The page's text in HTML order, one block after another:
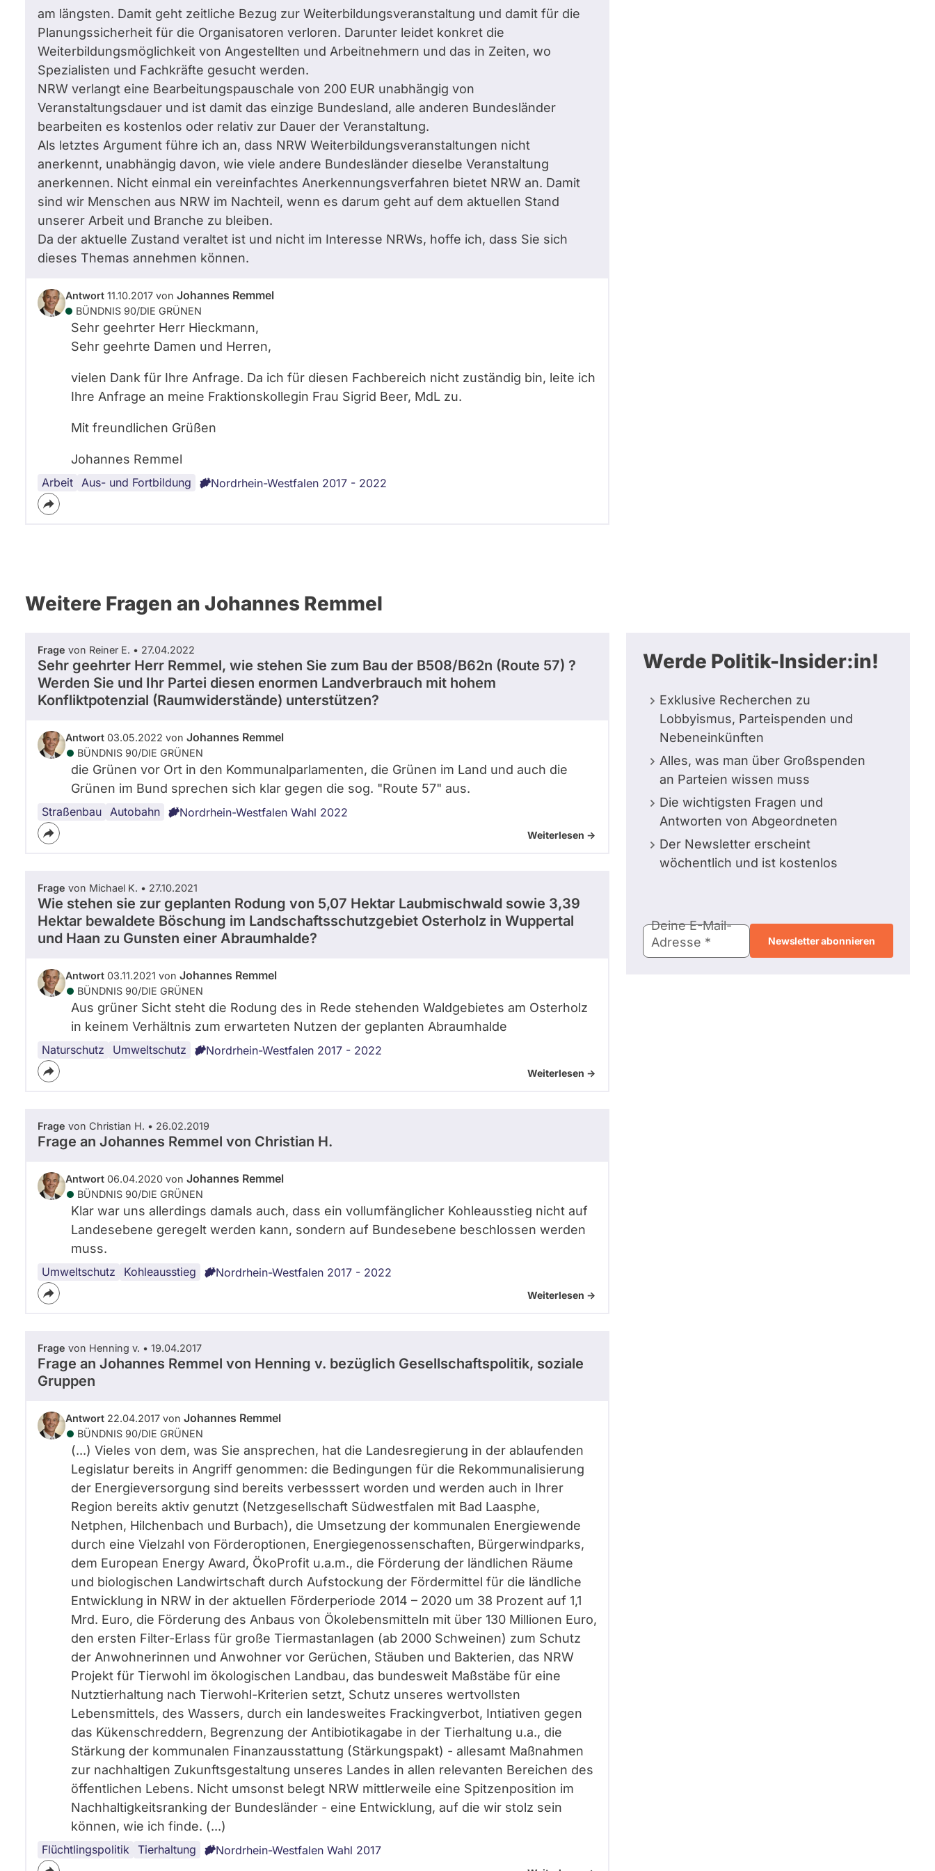
am längsten. Damit geht zeitliche Bezug zur Weiterbildungsveranstaltung und damit für die
Planungssicherheit für die Organisatoren verloren. Darunter leidet konkret die
Weiterbildungsmöglichkeit von Angestellten und Arbeitnehmern und das in Zeiten, wo
Spezialisten und Fachkräfte gesucht werden.
NRW verlangt eine Bearbeitungspauschale von 200 EUR unabhängig von
Veranstaltungsdauer und ist damit das einzige Bundesland, alle anderen Bundesländer
bearbeiten es kostenlos oder relativ zur Dauer der Veranstaltung.
Als letztes Argument führe ich an, dass NRW Weiterbildungsveranstaltungen nicht
anerkennt, unabhängig davon, wie viele andere Bundesländer dieselbe Veranstaltung
anerkennen. Nicht einmal ein vereinfachtes Anerkennungsverfahren bietet NRW an. Damit
sind wir Menschen aus NRW im Nachteil, wenn es darum geht auf dem aktuellen Stand
unserer Arbeit und Branche zu bleiben.
Da der aktuelle Zustand veraltet ist und nicht im Interesse NRWs, hoffe ich, dass Sie sich
dieses Themas annehmen können.
Antwort 11.10.2017 von Johannes Remmel
BÜNDNIS 90/­DIE GRÜNEN
Sehr geehrter Herr Hieckmann,
Sehr geehrte Damen und Herren,
vielen Dank für Ihre Anfrage. Da ich für diesen Fachbereich nicht zuständig bin, leite ich
Ihre Anfrage an meine Fraktionskollegin Frau Sigrid Beer, MdL zu.
Mit freundlichen Grüßen
Johannes Remmel
Arbeit Aus- und Fortbildung Nordrhein-Westfalen 2017 - 2022
Weitere Fragen an Johannes Remmel
Frage von Reiner E. • 27.04.2022
Sehr geehrter Herr Remmel, wie stehen Sie zum Bau der B508/B62n (Route 57) ?
Werden Sie und Ihr Partei diesen enormen Landverbrauch mit hohem
Konfliktpotenzial (Raumwiderstände) unterstützen?
Antwort 03.05.2022 von Johannes Remmel
BÜNDNIS 90/­DIE GRÜNEN
die Grünen vor Ort in den Kommunalparlamenten, die Grünen im Land und auch die
Grünen im Bund sprechen sich klar gegen die sog. "Route 57" aus.
Straßenbau Autobahn Nordrhein-Westfalen Wahl 2022
Weiterlesen ->
Frage von Michael K. • 27.10.2021
Wie stehen sie zur geplanten Rodung von 5,07 Hektar Laubmischwald sowie 3,39
Hektar bewaldete Böschung im Landschaftsschutzgebiet Osterholz in Wuppertal
und Haan zu Gunsten einer Abraumhalde?
Antwort 03.11.2021 von Johannes Remmel
BÜNDNIS 90/­DIE GRÜNEN
Aus grüner Sicht steht die Rodung des in Rede stehenden Waldgebietes am Osterholz
in keinem Verhältnis zum erwarteten Nutzen der geplanten Abraumhalde
Naturschutz Umweltschutz
Wald
Umwelt Nordrhein-Westfalen 2017 - 2022
Weiterlesen ->
Frage von Christian H. • 26.02.2019
Frage an Johannes Remmel von Christian H.
Antwort 06.04.2020 von Johannes Remmel
BÜNDNIS 90/­DIE GRÜNEN
Klar war uns allerdings damals auch, dass ein vollumfänglicher Kohleausstieg nicht auf
Landesebene geregelt werden kann, sondern auf Bundesebene beschlossen werden
muss.
Umweltschutz Kohleausstieg
Braunkohle Nordrhein-Westfalen 2017 - 2022
Weiterlesen ->
Frage von Henning v. • 19.04.2017
Frage an Johannes Remmel von Henning v. bezüglich Gesellschaftspolitik, soziale
Gruppen
Antwort 22.04.2017 von Johannes Remmel
BÜNDNIS 90/­DIE GRÜNEN
(...) Vieles von dem, was Sie ansprechen, hat die Landesregierung in der ablaufenden
Legislatur bereits in Angriff genommen: die Bedingungen für die Rekommunalisierung
der Energieversorgung sind bereits verbesssert worden und werden auch in Ihrer
Region bereits aktiv genutzt (Netzgesellschaft Südwestfalen mit Bad Laasphe,
Netphen, Hilchenbach und Burbach), die Umsetzung der kommunalen Energiewende
durch eine Vielzahl von Förderoptionen, Energiegenossenschaften, Bürgerwindparks,
dem European Energy Award, ÖkoProfit u.a.m., die Förderung der ländlichen Räume
und biologischen Landwirtschaft durch Aufstockung der Fördermittel für die ländliche
Entwicklung in NRW in der aktuellen Förderperiode 2014 – 2020 um 38 Prozent auf 1,1
Mrd. Euro, die Förderung des Anbaus von Ökolebensmitteln mit über 130 Millionen Euro,
den ersten Filter-Erlass für große Tiermastanlagen (ab 2000 Schweinen) zum Schutz
der Anwohnerinnen und Anwohner vor Gerüchen, Stäuben und Bakterien, das NRW
Projekt für Tierwohl im ökologischen Landbau, das bundesweit Maßstäbe für eine
Nutztierhaltung nach Tierwohl-Kriterien setzt, Schutz unseres wertvollsten
Lebensmittels, des Wassers, durch ein landesweites Frackingverbot, Intiativen gegen
das Kükenschreddern, Begrenzung der Antibiotikagabe in der Tierhaltung u.a., die
Stärkung der kommunalen Finanzausstattung (Stärkungspakt) - allesamt Maßnahmen
zur nachhaltigen Zukunftsgestaltung unseres Landes in allen relevanten Bereichen des
öffentlichen Lebens. Nicht umsonst belegt NRW mittlerweile eine Spitzenposition im
Nachhaltigkeitsranking der Bundesländer - eine Entwicklung, auf die wir stolz sein
können, wie ich finde. (...)
Flüchtlingspolitik Tierhaltung
Gesundheit
Kultur
Finanzen
Landwirtschaft
Energiewende
Massentierhaltung
Justiz
Gesundheitssystem
Landtagswahl
Bildungspolitik
Kommunen
CETA Nordrhein-Westfalen Wahl 2017
Werde Politik-Insider:in!
Exklusive Recherchen zu
Lobbyismus, Parteispenden und
Nebeneinkünften
Alles, was man über Großspenden
an Parteien wissen muss
Die wichtigsten Fragen und
Antworten von Abgeordneten
Der Newsletter erscheint
wöchentlich und ist kostenlos
Mail-
Adresse
Deine E-Mail-
Adresse